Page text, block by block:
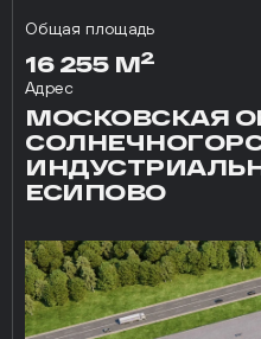
Общая площадь
16 255 М2
Адрес
МОСКОВСКАЯ
ЕСИПОВО